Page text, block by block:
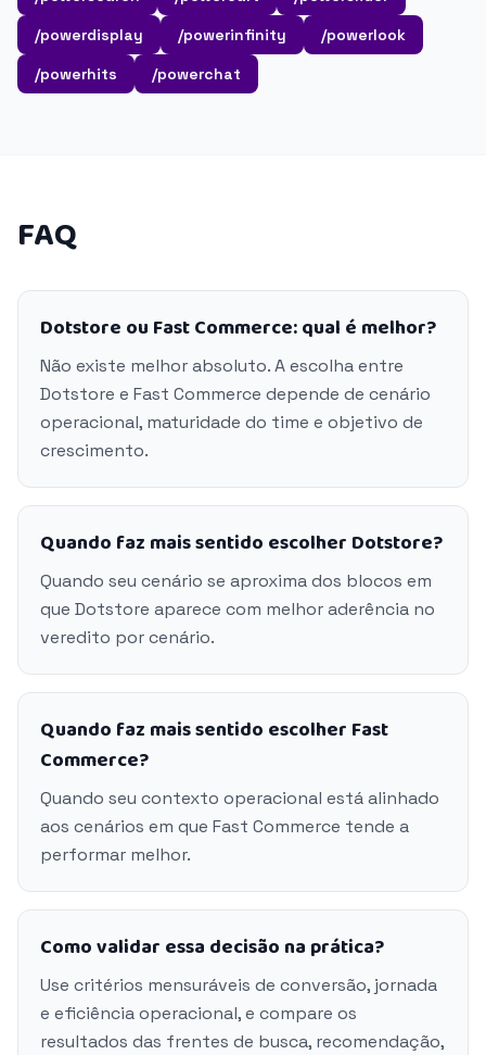
/powerdisplay
/powerinfinity
/powerlook
/powerhits
/powerchat
FAQ
Dotstore ou Fast Commerce: qual é melhor?
Não existe melhor absoluto. A escolha entre
Dotstore e Fast Commerce depende de cenário
operacional, maturidade do time e objetivo de
crescimento.
Quando faz mais sentido escolher Dotstore?
Quando seu cenário se aproxima dos blocos em
que Dotstore aparece com melhor aderência no
veredito por cenário.
Quando faz mais sentido escolher Fast
Commerce?
Quando seu contexto operacional está alinhado
aos cenários em que Fast Commerce tende a
performar melhor.
Como validar essa decisão na prática?
Use critérios mensuráveis de conversão, jornada
e eficiência operacional, e compare os
resultados das frentes de busca, recomendação,